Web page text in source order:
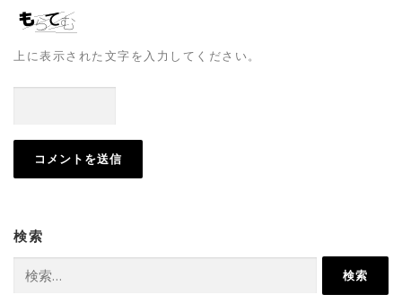
上に表示された文字を入力してください。
検索
索: